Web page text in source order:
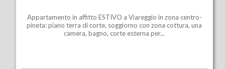
Appartamento in affitto ESTIVO a Viareggio in zona centro-
pineta: piano terra di corte, soggiorno con zona cottura, una
camera, bagno, corte esterna per...